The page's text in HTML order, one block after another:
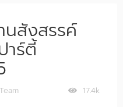
สังสรรค์
าร์ตี้
17.4k